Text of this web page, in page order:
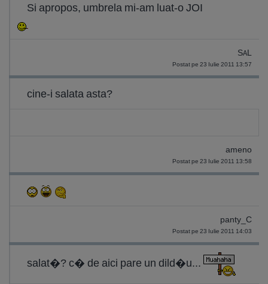
Si apropos, umbrela mi-am luat-o JOI
SAL
Postat pe 23 Iulie 2011 13:57
cine-i salata asta?
ameno
Postat pe 23 Iulie 2011 13:58
panty_C
Postat pe 23 Iulie 2011 14:03
salat�? c� de aici pare un dild�u...